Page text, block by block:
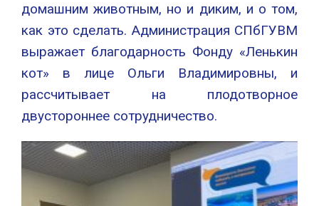
домашним животным, но и диким, и о том,
как это сделать. Администрация СПбГУВМ
выражает благодарность Фонду «Ленькин
кот» в лице Ольги Владимировны, и
рассчитывает на плодотворное
двустороннее сотрудничество.